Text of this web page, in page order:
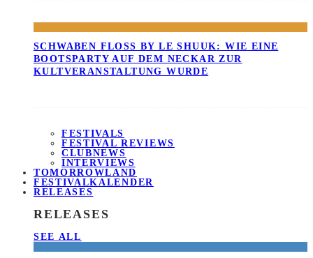
SCHWABEN FLOSS BY LE SHUUK: WIE EINE B
OOTSPARTY AUF DEM NECKAR ZUR K
ULTVERANSTALTUNG WURDE
FESTIVALS
FESTIVAL REVIEWS
CLUBNEWS
INTERVIEWS
TOMORROWLAND
FESTIVALKALENDER
RELEASES
RELEASES
SEE ALL